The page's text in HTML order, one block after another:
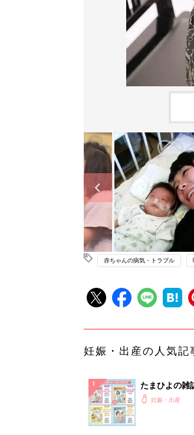
赤ちゃんの病気・トラブル
妊娠・出産の人気記
たまひよの雑
妊娠・出産